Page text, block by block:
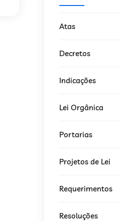
Atas
Decretos
Indicações
Lei Orgânica
Portarias
Projetos de Lei
Requerimentos
Resoluções